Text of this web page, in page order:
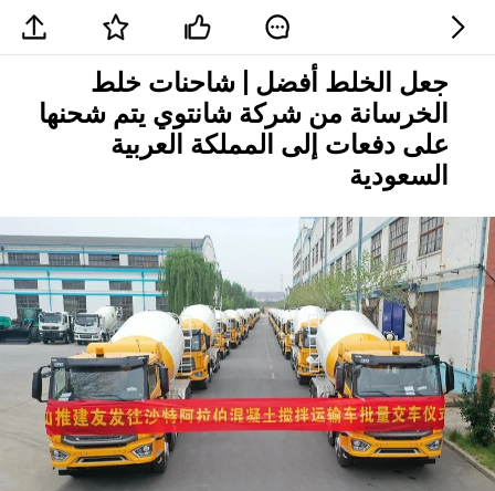
جعل الخلط أفضل | شاحنات خلط
الخرسانة من شركة شانتوي يتم شحنها
على دفعات إلى المملكة العربية
السعودية